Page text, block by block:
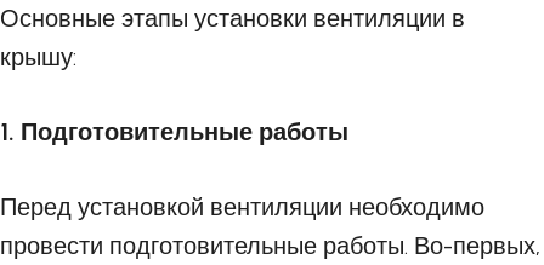
Основные этапы установки вентиляции в
крышу:
1. Подготовительные работы
Перед установкой вентиляции необходимо
провести подготовительные работы. Во-первых,